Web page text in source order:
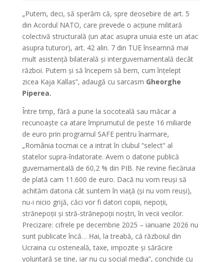
„Putem, deci, să sperăm că, spre deosebire de art. 5
din Acordul NATO, care prevede o acțiune militară
colectivă structurală (un atac asupra unuia este un atac
asupra tuturor), art. 42 alin. 7 din TUE înseamnă mai
mult asistență bilaterală și interguvernamentală decât
război. Putem și să începem să bem, cum înțelept
zicea Kaja Kallas”, adaugă cu sarcasm Gheorghe
Piperea.
Între timp, fără a pune la socoteală sau măcar a
recunoaște ca atare împrumutul de peste 16 miliarde
de euro prin programul SAFE pentru înarmare,
„România tocmai ce a intrat în clubul “select” al
statelor supra-îndatorate. Avem o datorie publică
guvernamentală de 60,2 % din PIB. Ne revine fiecăruia
de plată cam 11.600 de euro. Dacă nu vom reuși să
achităm datoria cât suntem în viață (și nu vom reuși),
nu-i nicio grijă, căci vor fi datori copiii, nepoții,
strănepoții și stră-strănepoții noștri, în vecii vecilor.
Precizare: cifrele pe decembrie 2025 – ianuarie 2026 nu
sunt publicate încă… Hai, la treabă, că războiul din
Ucraina cu osteneală, taxe, impozite și sărăcire
voluntară se ține, iar nu cu social media”, conchide cu